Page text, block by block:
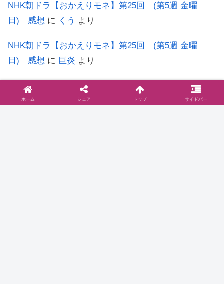
NHK朝ドラ【おかえりモネ】第25回 (第5週 金曜
日) 感想 に くう より
NHK朝ドラ【おかえりモネ】第25回 (第5週 金曜
日) 感想 に 巨炎 より
NHK朝ドラ【おかえりモネ】第15回 (第3週 金曜
日) 感想
もう…何がなんだか日記
ホーム シェア トップ サイドバー